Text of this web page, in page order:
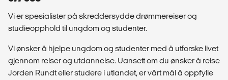
Vi er spesialister på skreddersydde drømmereiser og
studieopphold til ungdom og studenter.
Vi ønsker å hjelpe ungdom og studenter med å utforske livet
gjennom reiser og utdannelse. Uansett om du ønsker å reise
Jorden Rundt eller studere i utlandet, er vårt mål å oppfylle